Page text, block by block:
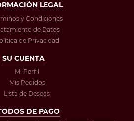
LEGAL
y Condiciones
de Datos
de Privacidad
SU CUENTA
Mi Perfil
Mis Pedidos
Lista de Deseos
DE PAGO